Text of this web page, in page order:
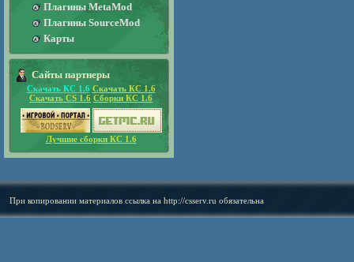
Плагины MetaMod
Плагины SourceMod
Карты
Сайты партнеры
Скачать КС 1.6 Скачать КС 1.6
Скачать CS 1.6 Сборки КС 1.6
Лучшие сборки КС 1.6
При копировании материалов ссылка на http://csserv.ru обязательна